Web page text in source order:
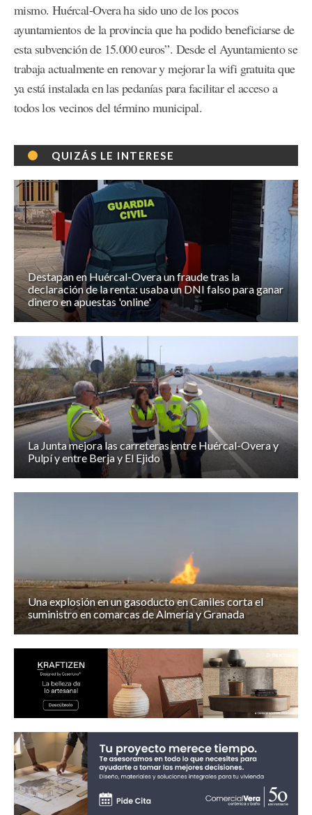
mismo. Huércal-Overa ha sido uno de los pocos
ayuntamientos de la provincia que ha podido beneficiarse de
esta subvención de 15.000 euros”. Desde el Ayuntamiento se
trabaja actualmente en renovar y mejorar la wifi gratuita que
ya está instalada en las pedanías para facilitar el acceso a
todos los vecinos del término municipal.
QUIZÁS LE INTERESE
Destapan en Huércal-Overa un fraude tras la
declaración de la renta: usaba un DNI falso para ganar
dinero en apuestas 'online'
La Junta mejora las carreteras entre Huércal-Overa y
Pulpí y entre Berja y El Ejido
Una explosión en un gasoducto en Caniles corta el
suministro en comarcas de Almería y Granada